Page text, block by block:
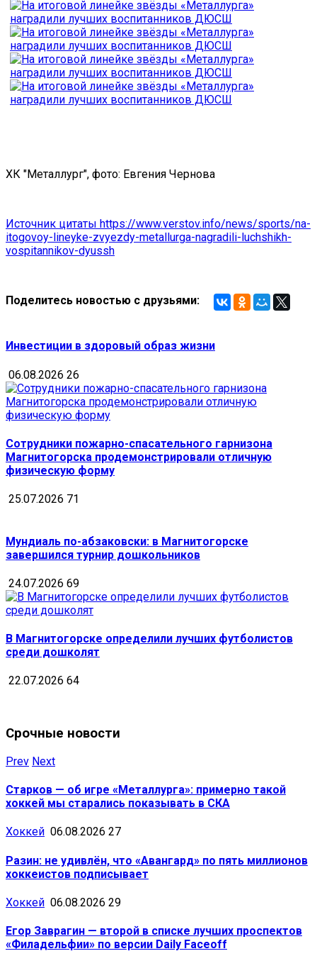
ХК "Металлург", фото: Евгения Чернова
Источник цитаты https://www.verstov.info/news/sports/na-
itogovoy-lineyke-zvyezdy-metallurga-nagradili-luchshikh-
vospitannikov-dyussh
Поделитесь новостью с друзьями:
Инвестиции в здоровый образ жизни
06.08.2026 26
Сотрудники пожарно-спасательного гарнизона
Магнитогорска продемонстрировали отличную
физическую форму
25.07.2026 71
Мундиаль по-абзаковски: в Магнитогорске
завершился турнир дошкольников
24.07.2026 69
В Магнитогорске определили лучших футболистов
среди дошколят
22.07.2026 64
Срочные новости
Prev Next
Старков — об игре «Металлурга»: примерно такой
хоккей мы старались показывать в СКА
Хоккей 06.08.2026 27
Разин: не удивлён, что «Авангард» по пять миллионов
хоккеистов подписывает
Хоккей 06.08.2026 29
Егор Заврагин — второй в списке лучших проспектов
«Филадельфии» по версии Daily Faceoff